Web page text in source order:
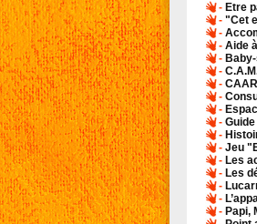
- Etre
- "Cet
-
- Aide
-
-
-
-
-
-
-
- Jeu
- Les
- Les
-
-
- Papi,